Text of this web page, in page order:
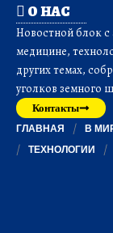
О НАС
Новостной блок с
медицине,
других темах,
уголков земного
Контакты
ГЛАВНАЯ В
ТЕХНОЛОГИИ